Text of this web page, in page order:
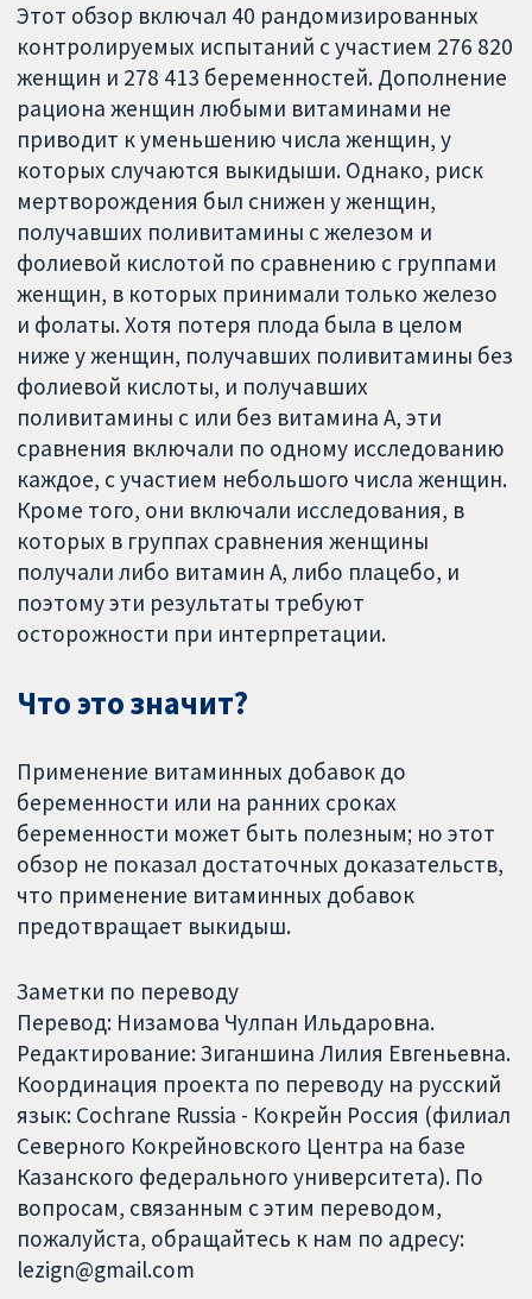
Этот обзор включал 40 рандомизированных
контролируемых испытаний с участием 276 820
женщин и 278 413 беременностей. Дополнение
рациона женщин любыми витаминами не
приводит к уменьшению числа женщин, у
которых случаются выкидыши. Однако, риск
мертворождения был снижен у женщин,
получавших поливитамины с железом и
фолиевой кислотой по сравнению с группами
женщин, в которых принимали только железо
и фолаты. Хотя потеря плода была в целом
ниже у женщин, получавших поливитамины без
фолиевой кислоты, и получавших
поливитамины с или без витамина А, эти
сравнения включали по одному исследованию
каждое, с участием небольшого числа женщин.
Кроме того, они включали исследования, в
которых в группах сравнения женщины
получали либо витамин А, либо плацебо, и
поэтому эти результаты требуют
осторожности при интерпретации.
Что это значит?
Применение витаминных добавок до
беременности или на ранних сроках
беременности может быть полезным; но этот
обзор не показал достаточных доказательств,
что применение витаминных добавок
предотвращает выкидыш.
Заметки по переводу
Перевод: Низамова Чулпан Ильдаровна.
Редактирование: Зиганшина Лилия Евгеньевна.
Координация проекта по переводу на русский
язык: Cochrane Russia - Кокрейн Россия (филиал
Северного Кокрейновского Центра на базе
Казанского федерального университета). По
вопросам, связанным с этим переводом,
пожалуйста, обращайтесь к нам по адресу:
lezign@gmail.com